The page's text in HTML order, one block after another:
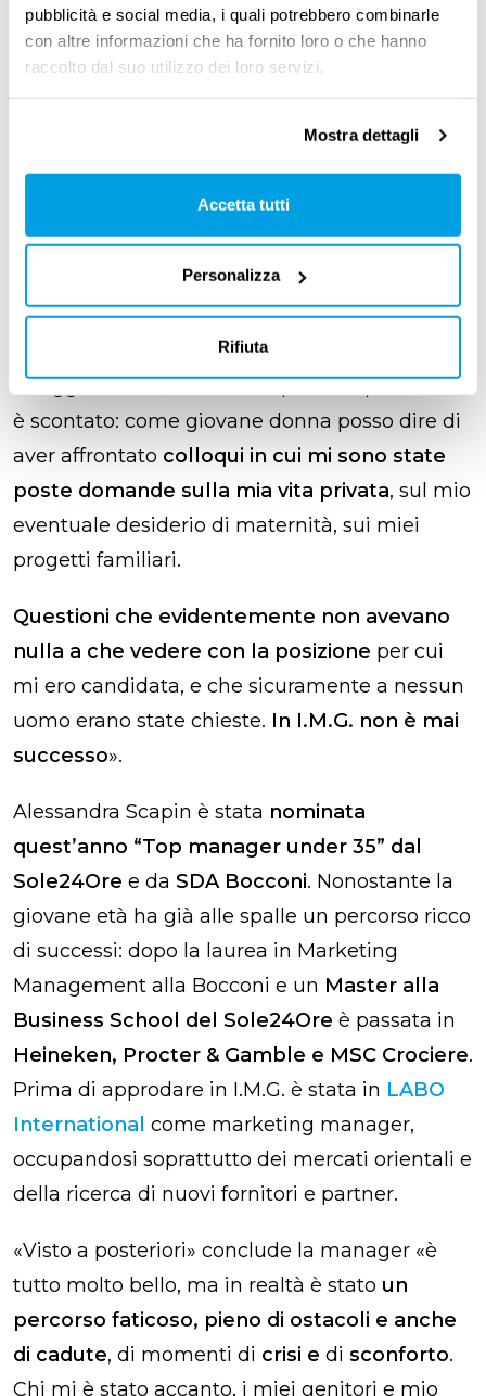
pubblicità e social media, i quali potrebbero combinarle
con altre informazioni che ha fornito loro o che hanno
raccolto dal suo utilizzo dei loro servizi.
Mostra dettagli
Accetta tutti
Personalizza
Rifiuta
fondamentale, per la sicurezza delle persone
investiamo tutto il possibile».
Carriera al femminile, un
percorso fatto a scale
«Anche sul fronte dell’inclusione e dell’equità
» continua Scapin «posso dire che in
I.M.G. c’è unavisione assolutamente aperta:
non è solo una questione di politiche ma di
atteggiamento, di modo di porsi. E questo non
è scontato: come giovane donna posso dire di
aver affrontato colloqui in cui mi sono state
poste domande sulla mia vita privata, sul mio
eventuale desiderio di maternità, sui miei
progetti familiari.
Questioni che evidentemente non avevano
nulla a che vedere con la posizione per cui
mi ero candidata, e che sicuramente a nessun
uomo erano state chieste. In I.M.G. non è mai
successo».
Alessandra Scapin è stata nominata
quest’anno “Top manager under 35” dal
Sole24Ore e da SDA Bocconi. Nonostante la
giovane età ha già alle spalle un percorso ricco
di successi: dopo la laurea in Marketing
Management alla Bocconi e un Master alla
Business School del Sole24Ore è passata in
Heineken, Procter & Gamble e MSC Crociere.
Prima di approdare in I.M.G. è stata in LABO
International come marketing manager,
occupandosi soprattutto dei mercati orientali e
della ricerca di nuovi fornitori e partner.
«Visto a posteriori» conclude la manager «è
tutto molto bello, ma in realtà è stato un
percorso faticoso, pieno di ostacoli e anche
di cadute, di momenti di crisi e di sconforto.
Chi mi è stato accanto, i miei genitori e mio